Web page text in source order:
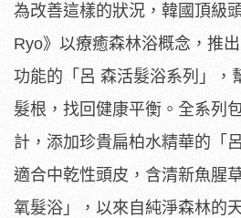
為改善這樣的狀況，韓國頂級
Ryo》以療癒森林浴概念，推
功能的「呂 森活髮浴系列」，
髮根，找回健康平衡。全系列
計，添加珍貴扁柏水精華的「
適合中乾性頭皮，含清新魚腥
氧髮浴」，以來自純淨森林的